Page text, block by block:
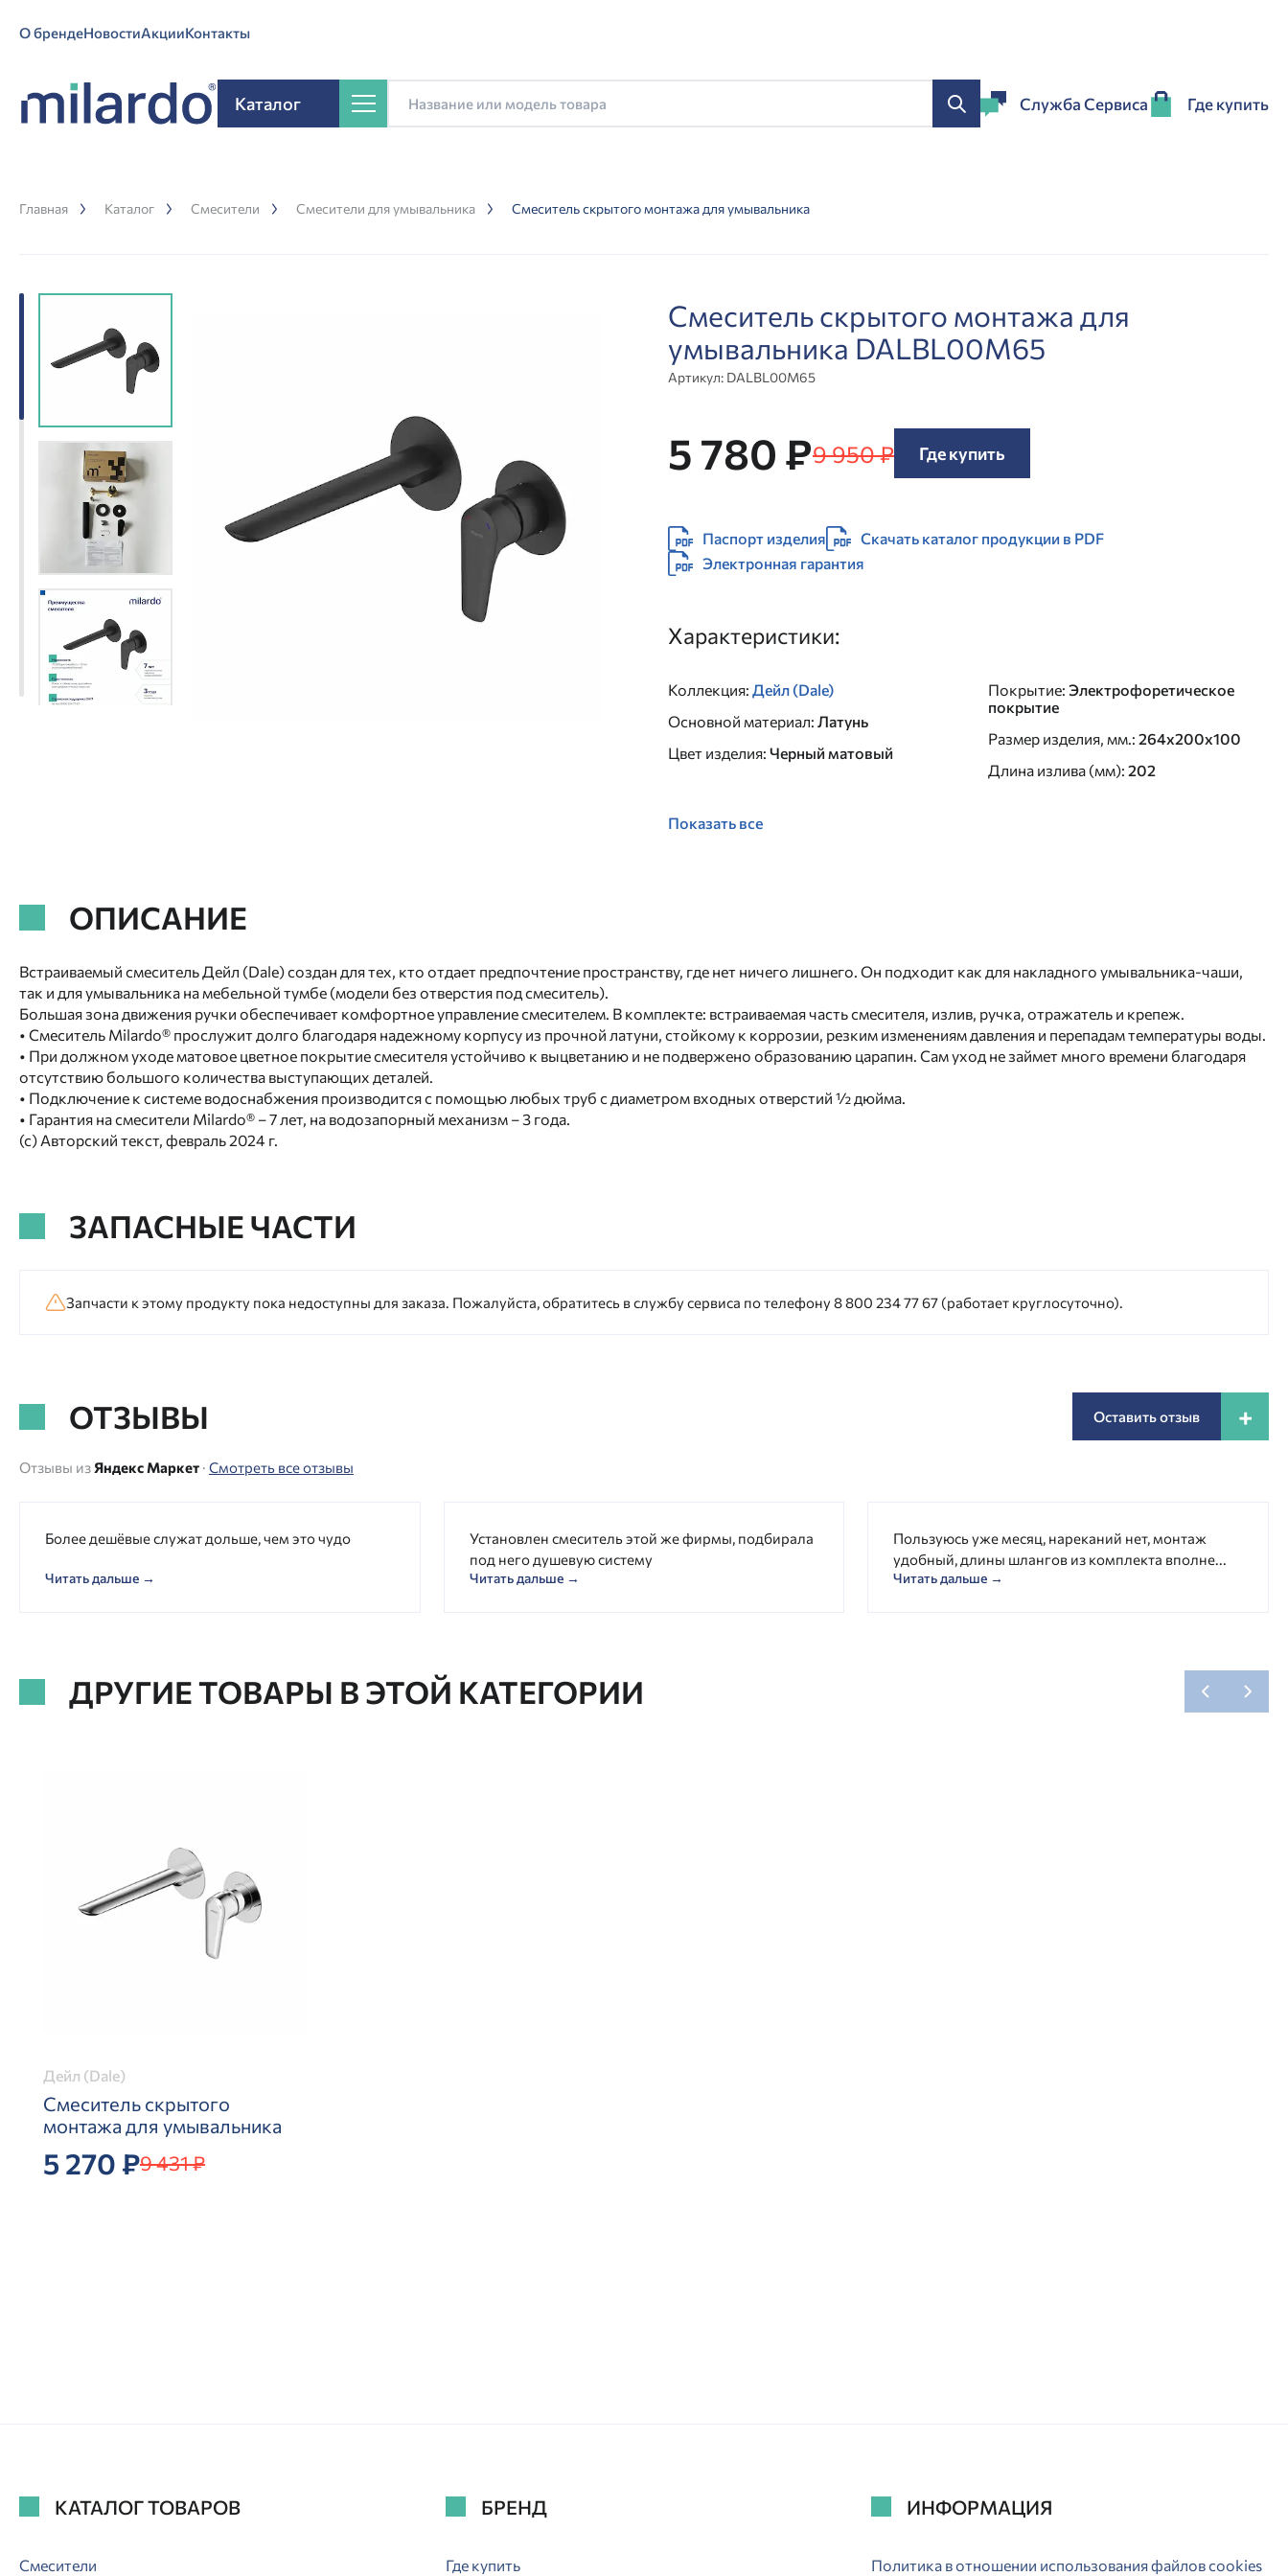
О брендеНовостиАкцииКонтакты
Каталог Служба Сервиса Где купить
Главная Каталог Смесители Смесители для умывальника Смеситель скрытого монтажа для умывальника
Смеситель скрытого монтажа для
умывальника DALBL00M65
Артикул: DALBL00M65
5 780 ₽9 950 ₽ Где купить
Паспорт изделия
Скачать каталог продукции в PDF
Электронная гарантия
Характеристики:
Коллекция: Дейл (Dale)
Основной материал: Латунь
Цвет изделия: Черный матовый
Покрытие: Электрофоретическое
покрытие
Размер изделия, мм.: 264х200х100
Длина излива (мм): 202
Показать все
ОПИСАНИЕ
Встраиваемый смеситель Дейл (Dale) создан для тех, кто отдает предпочтение пространству, где нет ничего лишнего. Он подходит как для накладного умывальника-чаши,
так и для умывальника на мебельной тумбе (модели без отверстия под смеситель).
Большая зона движения ручки обеспечивает комфортное управление смесителем. В комплекте: встраиваемая часть смесителя, излив, ручка, отражатель и крепеж.
• Смеситель Milardo® прослужит долго благодаря надежному корпусу из прочной латуни, стойкому к коррозии, резким изменениям давления и перепадам температуры воды.
• При должном уходе матовое цветное покрытие смесителя устойчиво к выцветанию и не подвержено образованию царапин. Сам уход не займет много времени благодаря
отсутствию большого количества выступающих деталей.
• Подключение к системе водоснабжения производится с помощью любых труб с диаметром входных отверстий ½ дюйма.
• Гарантия на смесители Milardo® – 7 лет, на водозапорный механизм – 3 года.
(с) Авторский текст, февраль 2024 г.
ЗАПАСНЫЕ ЧАСТИ
Запчасти к этому продукту пока недоступны для заказа. Пожалуйста, обратитесь в службу сервиса по телефону 8 800 234 77 67 (работает круглосуточно).
ОТЗЫВЫ Оставить отзыв +
Отзывы из Яндекс Маркет · Смотреть все отзывы
Более дешёвые служат дольше, чем это чудо
Читать дальше →
Установлен смеситель этой же фирмы, подбирала
под него душевую систему
Читать дальше →
Пользуюсь уже месяц, нареканий нет, монтаж
удобный, длины шлангов из комплекта вполне...
Читать дальше →
ДРУГИЕ ТОВАРЫ В ЭТОЙ КАТЕГОРИИ
Дейл (Dale)
Смеситель скрытого
монтажа для умывальника
5 270 ₽9 431 ₽
КАТАЛОГ ТОВАРОВ
Смесители
БРЕНД
Где купить
ИНФОРМАЦИЯ
Политика в отношении использования файлов cookies